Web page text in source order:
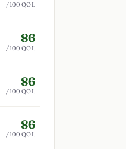
/100 QOL
86
/100 QOL
86
/100 QOL
86
/100 QOL